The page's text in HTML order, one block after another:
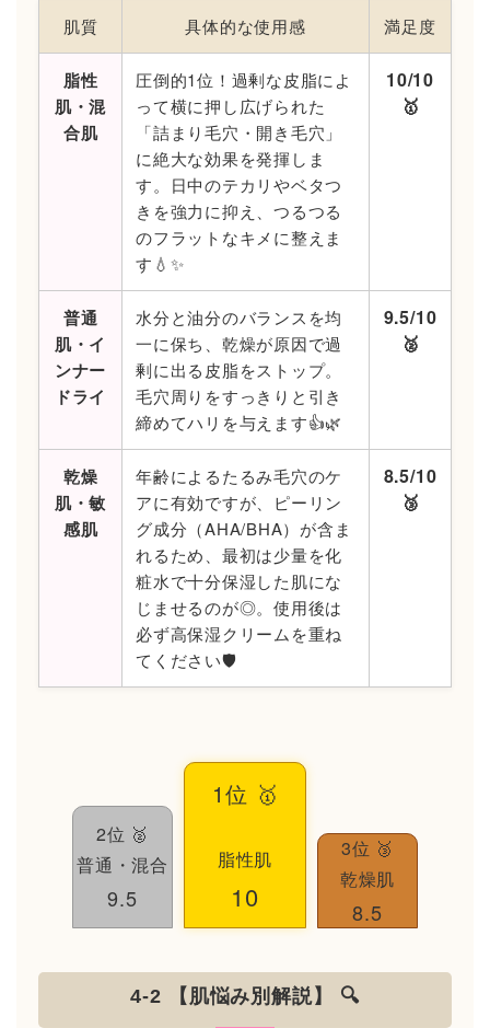
肌質 具体的な使用感 満足度
脂性
肌・混
合肌
圧倒的1位！過剰な皮脂によ
って横に押し広げられた
「詰まり毛穴・開き毛穴」
に絶大な効果を発揮しま
す。日中のテカリやベタつ
きを強力に抑え、つるつる
のフラットなキメに整えま
す💧✨
10/10
🥇
普通
肌・イ
ンナー
ドライ
水分と油分のバランスを均
一に保ち、乾燥が原因で過
剰に出る皮脂をストップ。
毛穴周りをすっきりと引き
締めてハリを与えます👍🌿
9.5/10
🥈
乾燥
肌・敏
感肌
年齢によるたるみ毛穴のケ
アに有効ですが、ピーリン
グ成分（AHA/BHA）が含ま
れるため、最初は少量を化
粧水で十分保湿した肌にな
じませるのが◎。使用後は
必ず高保湿クリームを重ね
てください🛡️
8.5/10
🥉
2位 🥈
普通・混合
9.5
1位 🥇
脂性肌
10
3位 🥉
乾燥肌
8.5
4-2 【肌悩み別解説】 🔍